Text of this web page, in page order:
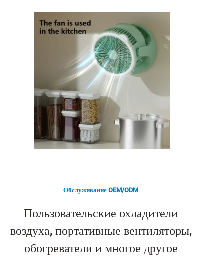
Обслуживание OEM/ODM
Пользовательские охладители
воздуха, портативные вентиляторы,
обогреватели и многое другое